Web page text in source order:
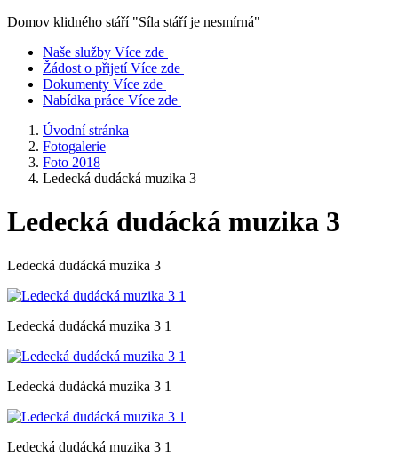
Domov klidného stáří "Síla stáří je nesmírná"
Naše služby Více zde
Žádost o přijetí Více zde
Dokumenty Více zde
Nabídka práce Více zde
Úvodní stránka
Fotogalerie
Foto 2018
Ledecká dudácká muzika 3
Ledecká dudácká muzika 3
Ledecká dudácká muzika 3
Ledecká dudácká muzika 3 1
Ledecká dudácká muzika 3 1
Ledecká dudácká muzika 3 1